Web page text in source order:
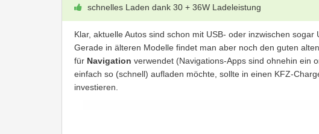
schnelles Laden dank 30 + 36W Ladeleistung
Klar, aktuelle Autos sind schon mit USB- oder inzwischen sogar
Gerade in älteren Modelle findet man aber noch den guten
für Navigation verwendet (Navigations-Apps sind ohnehin ein
einfach so (schnell) aufladen möchte, sollte in einen KFZ-
investieren.